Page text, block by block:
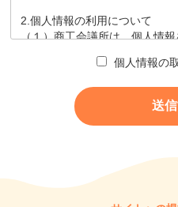
2.個人情報の利用について
（１）商工会議所は、個人情
業務の遂行上必要な限りに
（２）商工会議所は、個人情
個人情報の取扱いを第三者
適正な監督を行います。
個人情報の